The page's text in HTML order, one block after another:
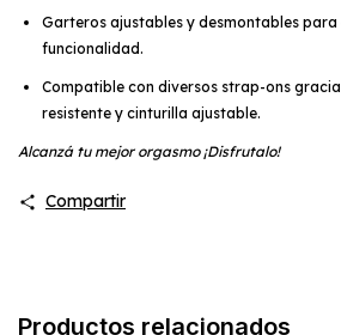
Garteros ajustables y desmontables
funcionalidad.
Compatible con diversos strap-ons
resistente y cinturilla ajustable.
Alcanzá tu mejor orgasmo ¡Disfrutalo!
Compartir
Productos relacionados